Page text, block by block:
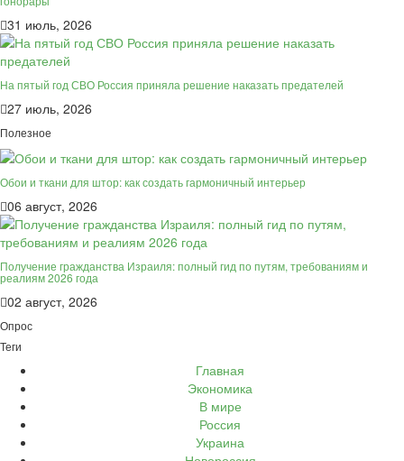
31 июль, 2026
На пятый год СВО Россия приняла решение наказать предателей
27 июль, 2026
Полезное
Обои и ткани для штор: как создать гармоничный интерьер
06 август, 2026
Получение гражданства Израиля: полный гид по путям, требованиям и
реалиям 2026 года
02 август, 2026
Опрос
Теги
Главная
Экономика
В мире
Россия
Украина